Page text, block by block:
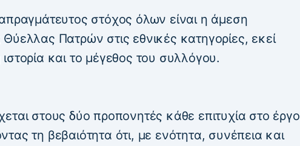
στόχος όλων είναι η άμεση
Πατρών στις εθνικές κατηγορίες, εκεί
και το μέγεθος του συλλόγου.
στους δύο προπονητές κάθε επιτυχία στο έργο
τη βεβαιότητα ότι, με ενότητα, συνέπεια και